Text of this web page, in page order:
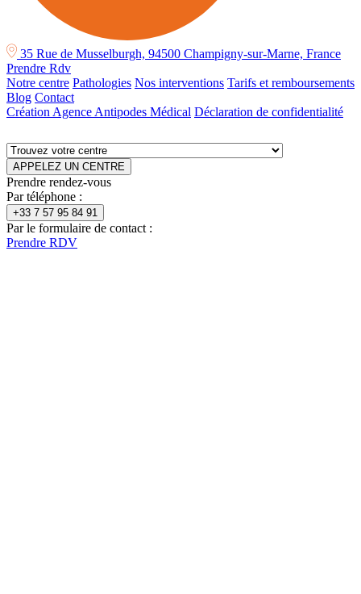
35 Rue de Musselburgh, 94500 Champigny-sur-Marne, France
Prendre Rdv
Notre centre Pathologies Nos interventions Tarifs et remboursements
Blog Contact
Création Agence Antipodes Médical Déclaration de confidentialité
APPELEZ UN CENTRE
Prendre rendez-vous
Par téléphone :
+33 7 57 95 84 91
Par le formulaire de contact :
Prendre RDV